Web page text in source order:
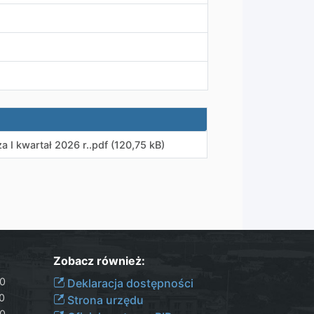
I kwartał 2026 r..pdf (120,75 kB)
Zobacz również:
Deklaracja dostępności
Strona urzędu